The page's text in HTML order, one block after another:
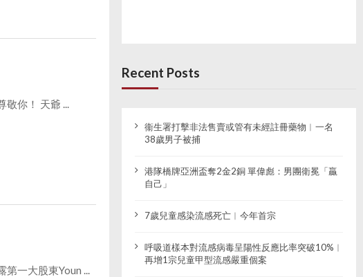
敬你！ 天爺 ...
一大股東Youn ...
Recent Posts
衞生署打擊非法售賣或管有未經註冊藥物︱一名
38歲男子被捕
港隊橋牌亞洲盃奪2金2銅 單偉彪：男團衛冕「贏
自己」
7歲兒童感染流感死亡︱今年首宗
呼吸道樣本對流感病毒呈陽性反應比率突破10%︱
再增1宗兒童甲型流感嚴重個案